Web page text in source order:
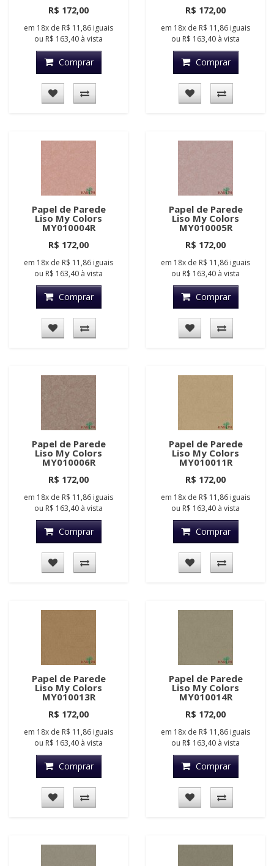
R$ 172,00
em 18x de R$ 11,86 iguais
ou R$ 163,40 à vista
Comprar
R$ 172,00
em 18x de R$ 11,86 iguais
ou R$ 163,40 à vista
Comprar
Papel de Parede
Liso My Colors
MY010004R
R$ 172,00
em 18x de R$ 11,86 iguais
ou R$ 163,40 à vista
Comprar
Papel de Parede
Liso My Colors
MY010005R
R$ 172,00
em 18x de R$ 11,86 iguais
ou R$ 163,40 à vista
Comprar
Papel de Parede
Liso My Colors
MY010006R
R$ 172,00
em 18x de R$ 11,86 iguais
ou R$ 163,40 à vista
Comprar
Papel de Parede
Liso My Colors
MY010011R
R$ 172,00
em 18x de R$ 11,86 iguais
ou R$ 163,40 à vista
Comprar
Papel de Parede
Liso My Colors
MY010013R
R$ 172,00
em 18x de R$ 11,86 iguais
ou R$ 163,40 à vista
Comprar
Papel de Parede
Liso My Colors
MY010014R
R$ 172,00
em 18x de R$ 11,86 iguais
ou R$ 163,40 à vista
Comprar